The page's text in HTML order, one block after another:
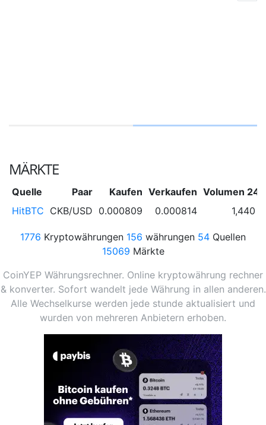
MÄRKTE
Quelle Paar Kaufen Verkaufen Volumen 24
HitBTC CKB/USD 0.000809 0.000814 1,440
1776 Kryptowährungen 156 währungen 54 Quellen
15069 Märkte
CoinYEP Währungsrechner. Online kryptowährung rechner
& konverter. Sofort wandelt jede Währung in allen anderen.
Alle Wechselkurse werden jede stunde aktualisiert und
wurden von mehreren Anbietern erhoben.